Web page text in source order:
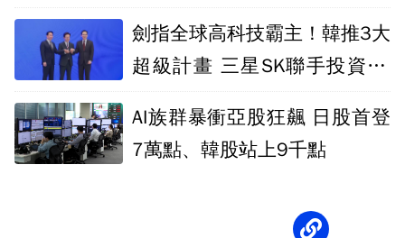
劍指全球高科技霸主！韓推3大
超級計畫 三星SK聯手投資21
AI族群暴衝亞股狂飆 日股首登
7萬點、韓股站上9千點